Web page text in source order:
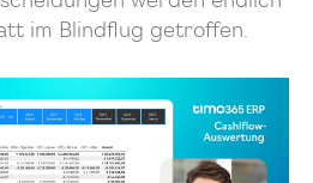
im Blindflug getroffen.